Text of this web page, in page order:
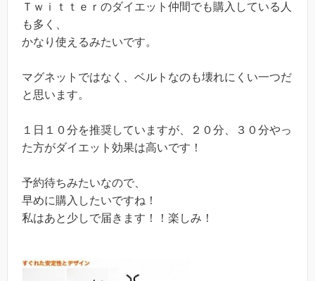
Ｔｗｉｔｔｅｒのダイエット仲間でも購入している人
も多く、
かなり使えるみたいです。
マグネットではなく、ベルトなのも壊れにくい一つだ
と思います。
１日１０分を推奨していますが、２０分、３０分やっ
た方がダイエット効果は高いです！
予約待ちみたいなので、
早めに購入したいですね！
私はあと少しで届きます！！楽しみ！